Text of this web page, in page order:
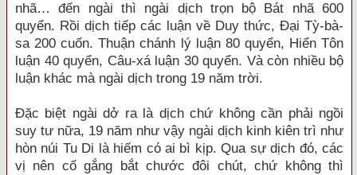
nhã… đến ngài thì ngài dịch trọn bộ Bát nhã 600
quyển. Rồi dịch tiếp các luận về Duy thức, Đại Tỳ-bà-
sa 200 cuốn. Thuận chánh lý luận 80 quyển, Hiển Tôn
luận 40 quyển, Câu-xá luận 30 quyển. Và còn nhiều bộ
luận khác mà ngài dịch trong 19 năm trời.
Đặc biệt ngài dở ra là dịch chứ không cần phải ngồi
suy tư nữa, 19 năm như vậy ngài dịch kinh kiên trì như
hòn núi Tu Di là hiếm có ai bì kịp. Qua sự dịch đó, các
vị nên cố gắng bắt chước đôi chút, chứ không thì